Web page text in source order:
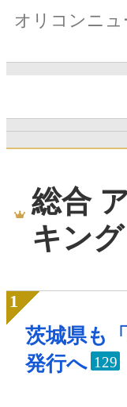
オリコンニュ
総合
キング
茨城県も
発行へ 129